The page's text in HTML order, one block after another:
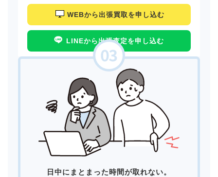
WEBから出張買取を申し込む
LINEから出張査定を申し込む
日中にまとまった時間が取れない。